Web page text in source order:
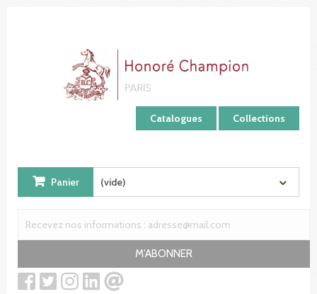
Catalogues Collections
Panier (vide)
M'ABONNER